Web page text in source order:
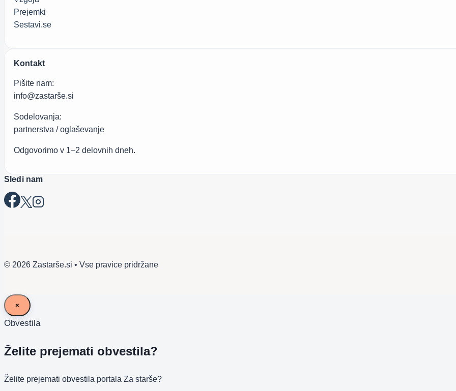
Prejemki
Sestavi.se
Kontakt
Pišite nam:
info@zastarše.si
Sodelovanja:
partnerstva / oglaševanje
Odgovorimo v 1–2 delovnih dneh.
Sledi nam
© 2026 Zastarše.si • Vse pravice pridržane
×
Obvestila
Želite prejemati obvestila?
Želite prejemati obvestila portala Za starše?